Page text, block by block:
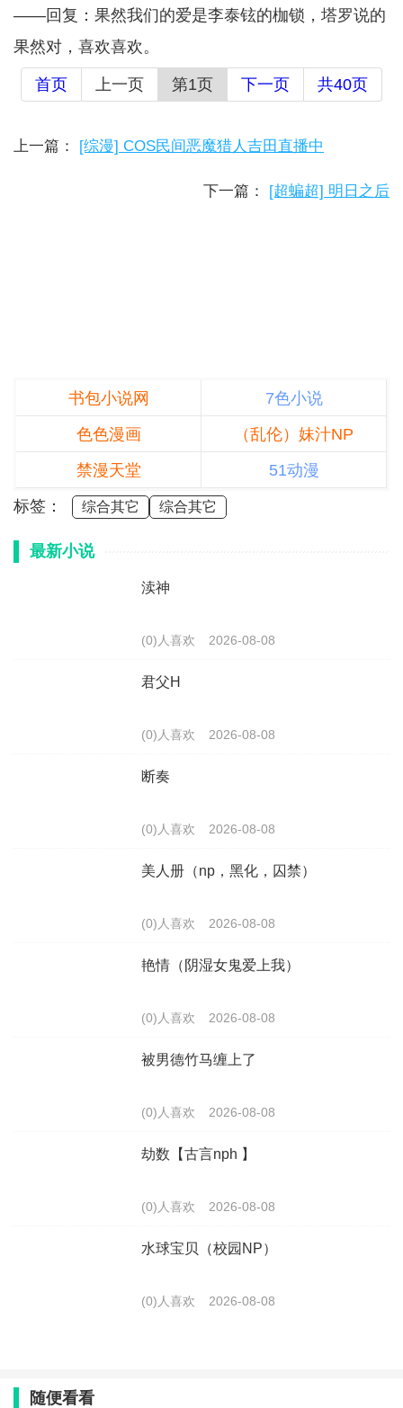
——回复：果然我们的爱是李泰铉的枷锁，塔罗说的
果然对，喜欢喜欢。
首页 上一页 第1页 下一页 共40页
上一篇： [综漫] COS民间恶魔猎人吉田直播中
下一篇： [超蝙超] 明日之后
书包小说网
7色小说
色色漫画
（乱伦）妹汁NP
禁漫天堂
51动漫
标签：
综合其它 综合其它
最新小说
渎神
(0)人喜欢 2026-08-08
君父H
(0)人喜欢 2026-08-08
断奏
(0)人喜欢 2026-08-08
美人册（np，黑化，囚禁）
(0)人喜欢 2026-08-08
艳情（阴湿女鬼爱上我）
(0)人喜欢 2026-08-08
被男德竹马缠上了
(0)人喜欢 2026-08-08
劫数【古言nph 】
(0)人喜欢 2026-08-08
水球宝贝（校园NP）
(0)人喜欢 2026-08-08
随便看看